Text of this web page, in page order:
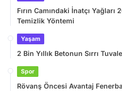
Fırın Camındaki İnatçı Yağları
Temizlik Yöntemi
Yaşam
2 Bin Yıllık Betonun Sırrı
Spor
Rövanş Öncesi Avantaj